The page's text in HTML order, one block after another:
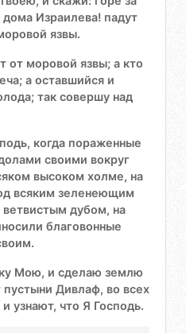
дома Израилева! падут
язвы.
от моровой язвы; а кто
а оставшийся и
так совершу над
когда пораженные
своими вокруг
высоком холме, на
всяким зеленеющим
дубом, на
благовонные
Мою, и сделаю землю
Дивлаф, во всех
узнают, что Я Господь.